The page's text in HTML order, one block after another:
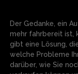
Der Gedanke, ein
mehr fahrbereit ist,
gibt eine Lösung,
welche Probleme
darüber, wie Sie